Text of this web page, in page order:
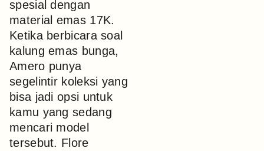
spesial dengan
material emas 17K.
Ketika berbicara soal
kalung emas bunga,
Amero punya
segelintir koleksi yang
bisa jadi opsi untuk
kamu yang sedang
mencari model
tersebut. Flore